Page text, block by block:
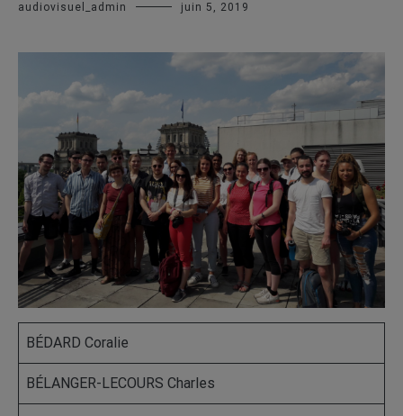
audiovisuel_admin juin 5, 2019
BÉDARD Coralie
BÉLANGER-LECOURS Charles